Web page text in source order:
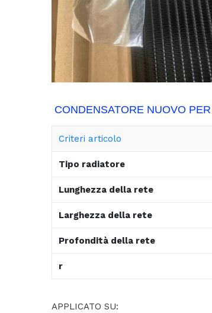
CONDENSATORE NUOVO
Criteri articolo
Tipo radiatore
Lunghezza della rete
Larghezza della rete
Profondità della rete
r
APPLICATO SU: